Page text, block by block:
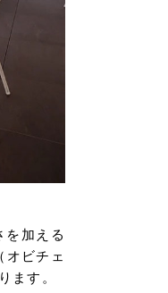
を加える
ビチェ
ます。